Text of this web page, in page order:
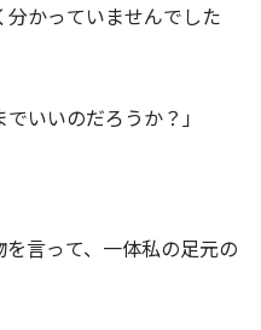
かっていませんでした
いいのだろうか？」
を言って、一体私の足元の